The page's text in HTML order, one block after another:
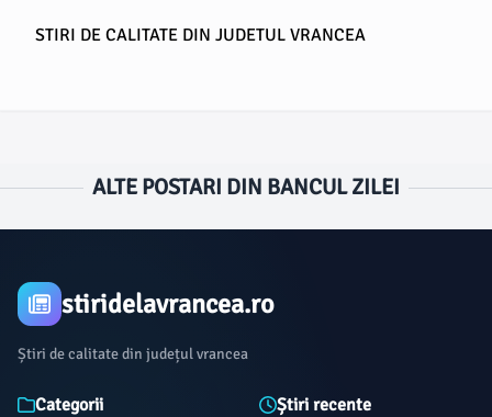
STIRI DE CALITATE DIN JUDETUL VRANCEA
ALTE POSTARI DIN BANCUL ZILEI
stiridelavrancea.ro
Știri de calitate din județul vrancea
Categorii Știri recente